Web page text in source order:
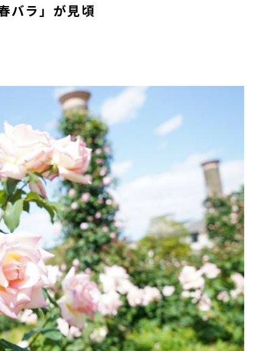
バラ」が見頃